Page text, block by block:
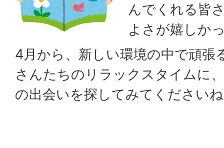
んでくれる皆
よさが嬉しか
4月から、新しい環境の中で頑張
さんたちのリラックスタイムに
の出会いを探してみてください